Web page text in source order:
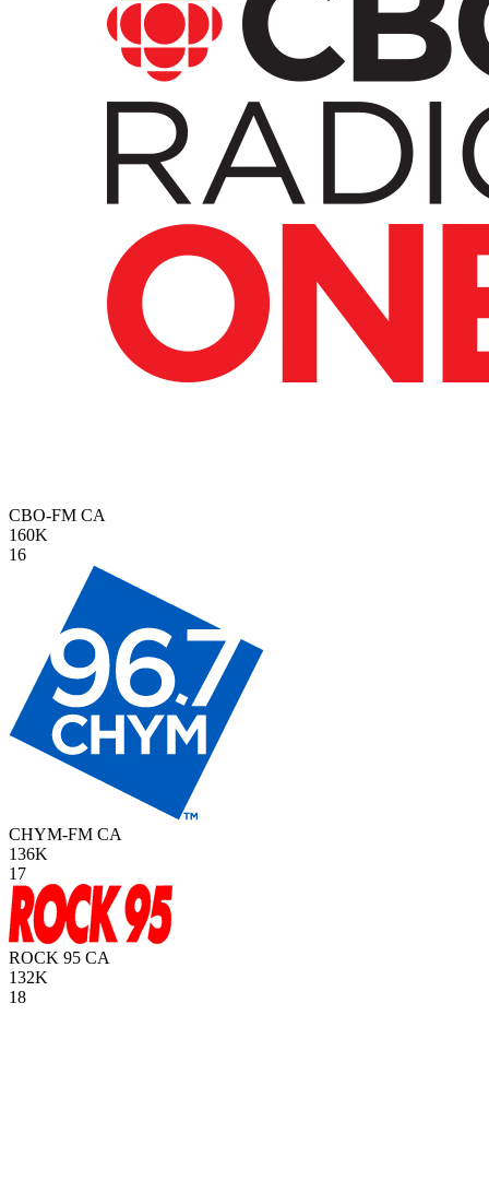
CBO-FM CA
160K
16
CHYM-FM CA
136K
17
ROCK 95 CA
132K
18